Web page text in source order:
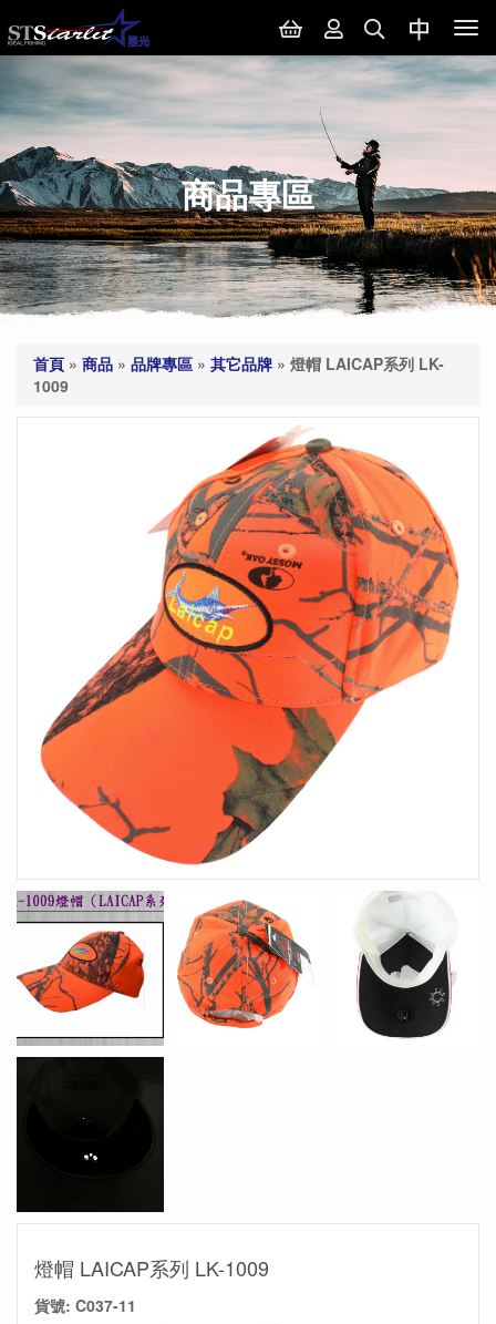
商品專區
首頁 » 商品 » 品牌專區 » 其它品牌 » 燈帽 LAICAP系列 LK-
1009
燈帽 LAICAP系列 LK-1009
貨號: C037-11